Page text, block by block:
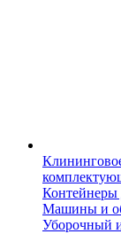
Контейнеры
Машины и
Уборочный